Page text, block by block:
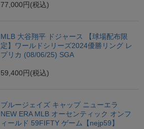
77,000円 (税込)
MLB 大谷翔平 ドジャース 【球場配布限
定】ワールドシリーズ2024優勝リング レ
プリカ (08/06/25) SGA
59,400円 (税込)
ブルージェイズ キャップ ニューエラ
NEW ERA MLB オーセンティック オンフ
ィールド 59FIFTY ゲーム【nejp59】